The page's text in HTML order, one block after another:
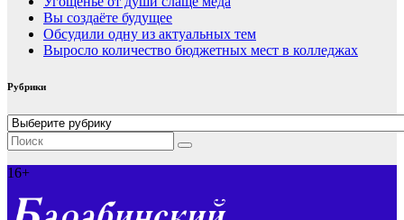
Вы создаёте будущее
Обсудили одну из актуальных тем
Выросло количество бюджетных мест в колледжах
Рубрики
Рубрики
16+